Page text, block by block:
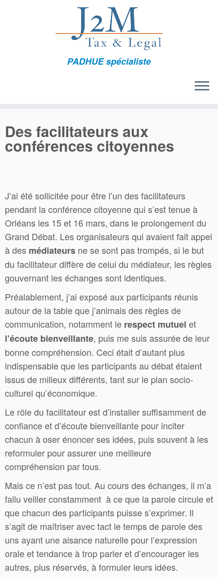
PADHUE spécialiste
Des facilitateurs aux
conférences citoyennes
J’ai été sollicitée pour être l’un des facilitateurs
pendant la conférence citoyenne qui s’est tenue à
Orléans les 15 et 16 mars, dans le prolongement du
Grand Débat. Les organisateurs qui avaient fait appel
à des médiateurs ne se sont pas trompés, si le but
du facilitateur diffère de celui du médiateur, les règles
gouvernant les échanges sont identiques.
Préalablement, j’ai exposé aux participants réunis
autour de la table que j’animais des règles de
communication, notamment le respect mutuel et
l’écoute bienveillante, puis me suis assurée de leur
bonne compréhension. Ceci était d’autant plus
indispensable que les participants au débat étaient
issus de milieux différents, tant sur le plan socio-
culturel qu’économique.
Le rôle du facilitateur est d’installer suffisamment de
confiance et d’écoute bienveillante pour inciter
chacun à oser énoncer ses idées, puis souvent à les
reformuler pour assurer une meilleure
compréhension par tous.
Mais ce n’est pas tout. Au cours des échanges, il m’a
fallu veiller constamment à ce que la parole circule et
que chacun des participants puisse s’exprimer. Il
s’agit de maîtriser avec tact le temps de parole des
uns ayant une aisance naturelle pour l’expression
orale et tendance à trop parler et d’encourager les
autres, plus réservés, à formuler leurs idées.